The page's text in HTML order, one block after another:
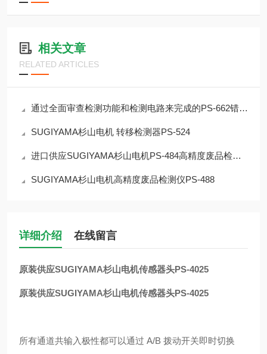
相关文章
RELATED ARTICLES
通过全面审查检测功能和检测电路来完成的PS-662错误检测器
SUGIYAMA杉山电机 转移检测器PS-524
进口供应SUGIYAMA杉山电机PS-484高精度废品检测仪
SUGIYAMA杉山电机高精度废品检测仪PS-488
详细介绍 在线留言
原装供应SUGIYAMA杉山电机传感器头PS-4025
原装供应SUGIYAMA杉山电机传感器头PS-4025
所有通道共输入极性都可以通过 A/B 拨动开关即时切换